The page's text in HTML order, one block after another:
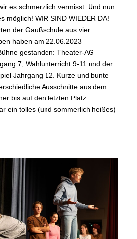
es schmerzlich vermisst. Und nun
möglich! WIR SIND WIEDER DA!
der Gaußschule aus vier
haben am 22.06.2023
gestanden: Theater-AG
7, Wahlunterricht 9-11 und der
Jahrgang 12. Kurze und bunte
Ausschnitte aus dem
bis auf den letzten Platz
ein tolles (und sommerlich heißes)